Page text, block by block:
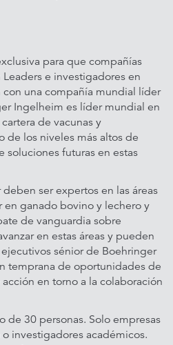
para que compañías
e investigadores en
con una compañía mundial líder
Ingelheim es líder mundial en
de vacunas y
de los niveles más altos de
soluciones futuras en estas
ser expertos en las áreas
ganado bovino y lechero y
de vanguardia sobre
en estas áreas y pueden
sénior de Boehringer
temprana de oportunidades de
en torno a la colaboración
de 30 personas. Solo empresas
investigadores académicos.